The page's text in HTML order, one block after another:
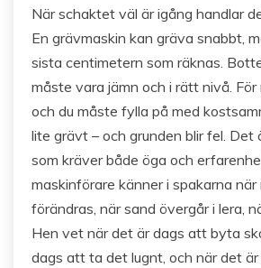
När schaktet väl är igång handlar
En grävmaskin kan gräva snabbt,
sista centimetern som räknas.
måste vara jämn och i rätt nivå.
och du måste fylla på med
lite grävt – och grunden blir fel.
som kräver både öga och
maskinförare känner i spakarna när
förändras, när sand övergår i lera,
Hen vet när det är dags att byta
dags att ta det lugnt, och när det